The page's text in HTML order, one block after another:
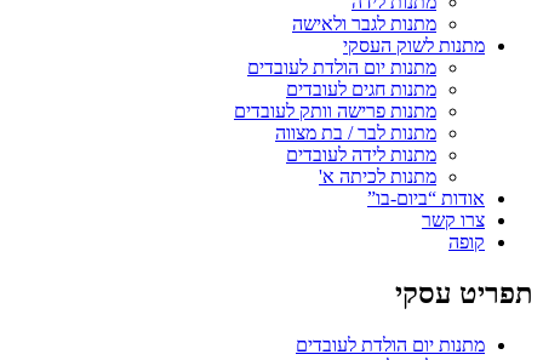
מתנות לגבר ולאישה
מתנות לשוק העסקי
מתנות יום הולדת לעובדים
מתנות חגים לעובדים
מתנות פרישה וותק לעובדים
מתנות לבר / בת מצווה
מתנות לידה לעובדים
מתנות לכיתה א'
אודות “ביום-בו”
צרו קשר
קופה
תפריט עסקי
מתנות יום הולדת לעובדים